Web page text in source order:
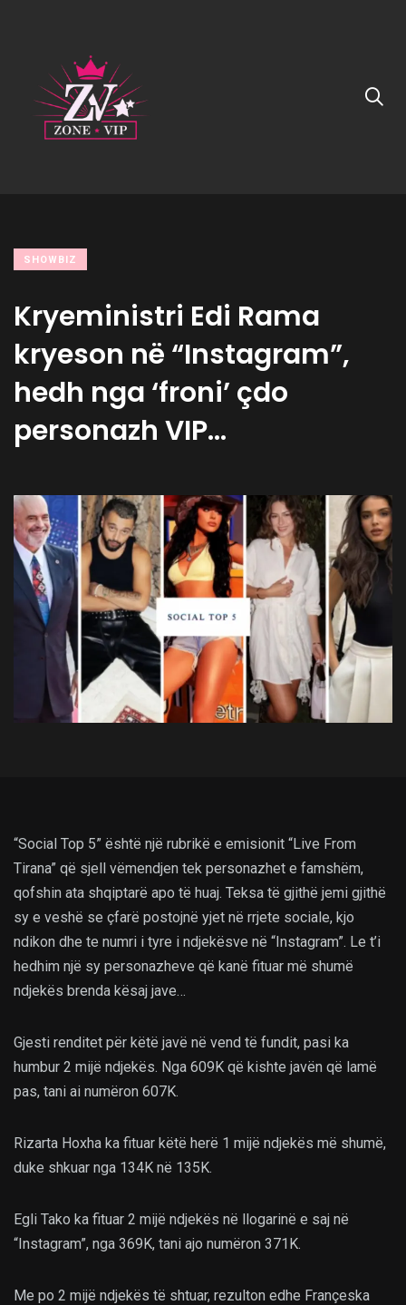
SHOWBIZ
Kryeministri Edi Rama
kryeson në “Instagram”,
hedh nga ‘froni’ çdo
personazh VIP…
“Social Top 5” është një rubrikë e emisionit “Live From
Tirana” që sjell vëmendjen tek personazhet e famshëm,
qofshin ata shqiptarë apo të huaj. Teksa të gjithë jemi gjithë
sy e veshë se çfarë postojnë yjet në rrjete sociale, kjo
ndikon dhe te numri i tyre i ndjekësve në “Instagram”. Le t’i
hedhim një sy personazheve që kanë fituar më shumë
ndjekës brenda kësaj jave…
Gjesti renditet për këtë javë në vend të fundit, pasi ka
humbur 2 mijë ndjekës. Nga 609K që kishte javën që lamë
pas, tani ai numëron 607K.
Rizarta Hoxha ka fituar këtë herë 1 mijë ndjekës më shumë,
duke shkuar nga 134K në 135K.
Egli Tako ka fituar 2 mijë ndjekës në llogarinë e saj në
“Instagram”, nga 369K, tani ajo numëron 371K.
Me po 2 mijë ndjekës të shtuar, rezulton edhe Françeska